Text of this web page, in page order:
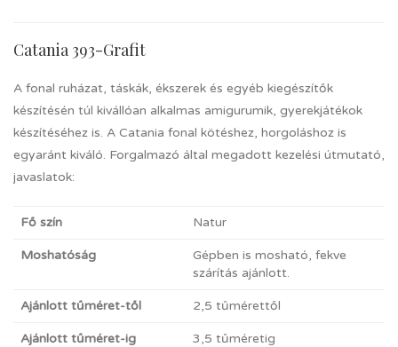
Catania 393-Grafit
A fonal ruházat, táskák, ékszerek és egyéb kiegészítők
készítésén túl kivállóan alkalmas amigurumik, gyerekjátékok
készítéséhez is. A Catania fonal kötéshez, horgoláshoz is
egyaránt kiváló. Forgalmazó által megadott kezelési útmutató,
javaslatok:
Fő szín Natur
Moshatóság
Gépben is mosható, fekve
szárítás ajánlott.
Ajánlott tűméret-től 2,5 tűmérettől
Ajánlott tűméret-ig 3,5 tűméretig